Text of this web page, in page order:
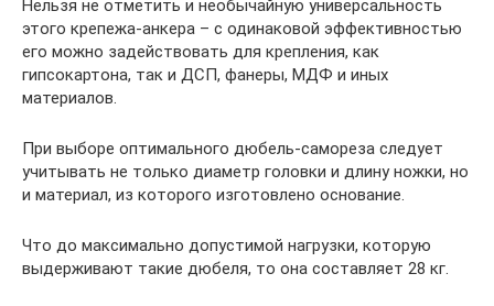
Нельзя не отметить и необычайную универсальность
этого крепежа-анкера – с одинаковой эффективностью
его можно задействовать для крепления, как
гипсокартона, так и ДСП, фанеры, МДФ и иных
материалов.
При выборе оптимального дюбель-самореза следует
учитывать не только диаметр головки и длину ножки, но
и материал, из которого изготовлено основание.
Что до максимально допустимой нагрузки, которую
выдерживают такие дюбеля, то она составляет 28 кг.